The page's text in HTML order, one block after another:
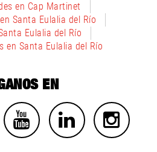
en Cap Martinet
Santa Eulalia del Río
Eulalia del Río
en Santa Eulalia del Río
EN